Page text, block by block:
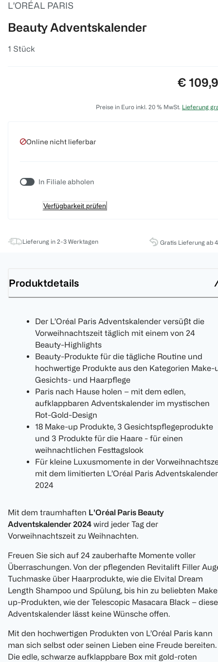
L'ORÉAL PARIS
Beauty Adventskalender
1 Stück
Preis:
€
Preise in Euro inkl. 20 % MwSt. Lieferung
Online nicht lieferbar
In Filiale abholen
Verfügbarkeit prüfen
Lieferung in 2-3 Werktagen Gratis Lieferung ab
Produktdetails
Der L’Oréal Paris Adventskalender versüßt die
Vorweihnachtszeit täglich mit einem von 24
Beauty-Highlights
Beauty-Produkte für die tägliche Routine und
hochwertige Produkte aus den Kategorien Make-
Gesichts- und Haarpflege
Paris nach Hause holen – mit dem edlen,
aufklappbaren Adventskalender im mystischen
Rot-Gold-Design
18 Make-up Produkte, 3 Gesichtspflegeprodukte
und 3 Produkte für die Haare - für einen
weihnachtlichen Festtagslook
Für kleine Luxusmomente in der
mit dem limitierten L’Oréal Paris Adventskalender
2024
Mit dem traumhaften L'Oréal Paris Beauty
Adventskalender 2024 wird jeder Tag der
Vorweihnachtszeit zu Weihnachten.
Freuen Sie sich auf 24 zauberhafte Momente voller
Überraschungen. Von der pflegenden Revitalift Filler
Tuchmaske über Haarprodukte, wie die Elvital Dream
Length Shampoo und Spülung, bis hin zu beliebten
up-Produkten, wie der Telescopic Masacara Black –
Adventskalender lässt keine Wünsche offen.
Mit den hochwertigen Produkten von L’Oréal Paris kann
man sich selbst oder seinen Lieben eine Freude bereiten.
Die edle, schwarze aufklappbare Box mit gold-roten